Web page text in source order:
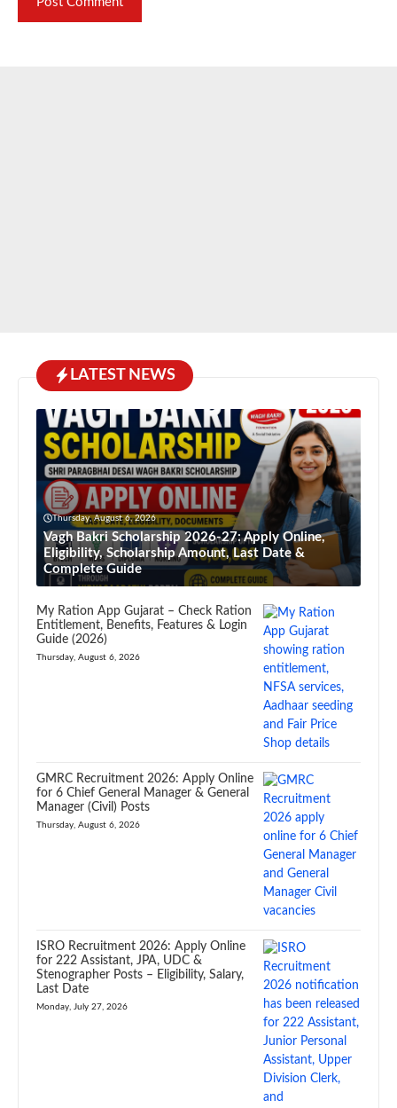
LATEST NEWS
Thursday, August 6, 2026
Vagh Bakri Scholarship 2026-27: Apply Online,
Eligibility, Scholarship Amount, Last Date &
Complete Guide
My Ration App Gujarat – Check Ration
Entitlement, Benefits, Features & Login
Guide (2026)
Thursday, August 6, 2026
GMRC Recruitment 2026: Apply Online
for 6 Chief General Manager & General
Manager (Civil) Posts
Thursday, August 6, 2026
ISRO Recruitment 2026: Apply Online
for 222 Assistant, JPA, UDC &
Stenographer Posts – Eligibility, Salary,
Last Date
Monday, July 27, 2026